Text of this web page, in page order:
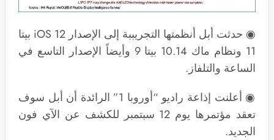
◉ حدثت أبل أنظمتها التجريببة إلى الإصدار iOS 12 بيتا
11 ونظام ماك 10.14 بيتا 9 وأيضاً الإصدار التاسع في
الساعة والتلفاز.
◉ أعلنت إذاعة راديو “أوروبا 1” الرائدة أن أبل سوف
تعقد مؤتمرها يوم 12 سبتمبر للكشف عن الآي فون
الجديد.